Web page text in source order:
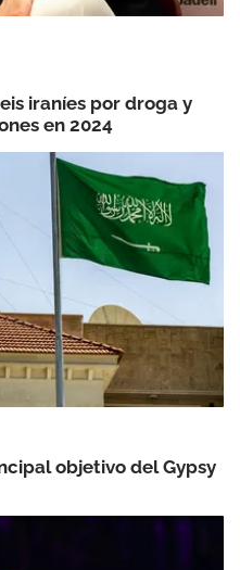
iraníes por droga y
en 2024
objetivo del Gypsy